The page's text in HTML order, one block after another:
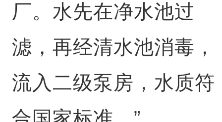
厂。水先在净水池过
滤，再经清水池消毒，
流入二级泵房，水质符